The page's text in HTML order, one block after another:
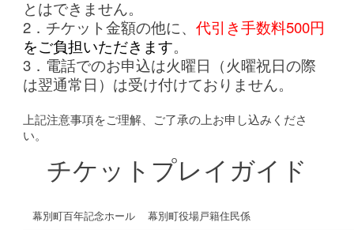
とはできません。
2．チケット金額の他に、代引き手数料500円
をご負担いただきます。
3．電話でのお申込は火曜日（火曜祝日の際
は翌通常日）は受け付けておりません。
上記注意事項をご理解、ご了承の上お申し込みくださ
い。
チケットプレイガイド
幕別町百年記念ホール
幕別町役場戸籍住民係